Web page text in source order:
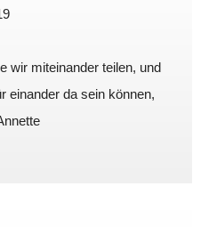
wir miteinander teilen, und
einander da sein können,